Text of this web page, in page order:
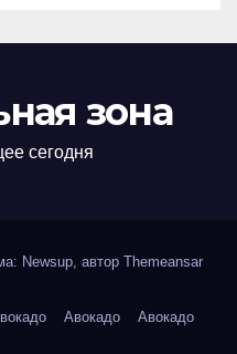
зона
сегодня
Newsup, автор Themeansar
Авокадо Авокадо